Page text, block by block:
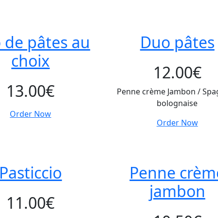
de pâtes au
choix
13.00€
Order Now
Duo pâtes
12.00€
Penne crème Jambon /
bolognaise
Order Now
11.00€
Penne
jambon